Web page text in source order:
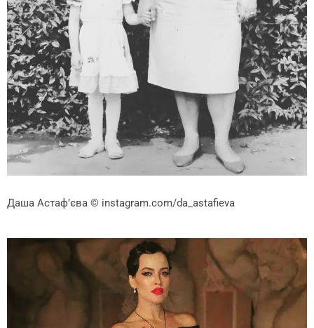
Даша Астаф’єва © instagram.com/da_astafieva